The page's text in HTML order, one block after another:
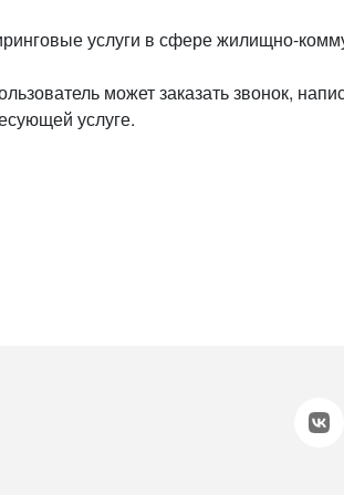
услуги в сфере жилищно-
может заказать звонок,
услуге.